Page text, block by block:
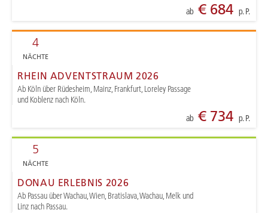
ab€ 684 p. P.
4
NÄCHTE
RHEIN ADVENTSTRAUM 2026
Ab Köln über Rüdesheim, Mainz, Frankfurt, Loreley Passage
und Koblenz nach Köln.
ab€ 734 p. P.
5
NÄCHTE
DONAU ERLEBNIS 2026
Ab Passau über Wachau, Wien, Bratislava, Wachau, Melk und
Linz nach Passau.